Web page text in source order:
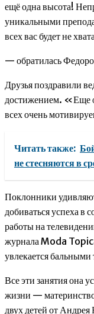
ещё одна высота!
уникальными
всех вас будет не
— обратилась
Друзья поздравили
достижением. «Еще
всех очень
Читать также:
не стесняются в
Поклонники
добиваться успеха в
работы на
журнала Moda
увлекается
Все эти занятия она
жизни —
двух детей от